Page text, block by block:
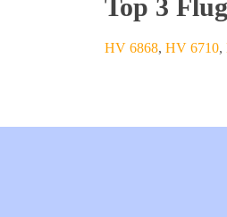
Top 3
HV 6868, HV 6710,